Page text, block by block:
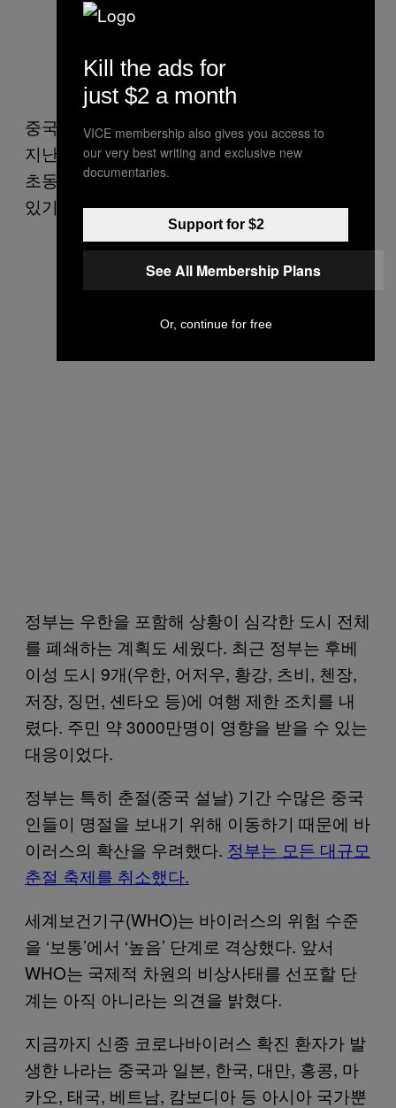
— Laurie Chen
(@lauriechenwords)
January 23, 2020
중국 정부는 전 세계 국가의 압박을 받고 있다.
지난해 12월 첫 발병한 신종 코로나바이러스의
초동 진압 시간을 놓쳤다는 쓴소리가 이어지고
있기 때문이다.
정부는 우한을 포함해 상황이 심각한 도시 전체
를 폐쇄하는 계획도 세웠다. 최근 정부는 후베
이성 도시 9개(우한, 어저우, 황강, 츠비, 첸장,
저장, 징먼, 셴타오 등)에 여행 제한 조치를 내
렸다. 주민 약 3000만명이 영향을 받을 수 있는
대응이었다.
정부는 특히 춘절(중국 설날) 기간 수많은 중국
인들이 명절을 보내기 위해 이동하기 때문에 바
이러스의 확산을 우려했다. 정부는 모든 대규모
춘절 축제를 취소했다.
세계보건기구(WHO)는 바이러스의 위험 수준
을 ‘보통’에서 ‘높음’ 단계로 격상했다. 앞서
WHO는 국제적 차원의 비상사태를 선포할 단
계는 아직 아니라는 의견을 밝혔다.
지금까지 신종 코로나바이러스 확진 환자가 발
생한 나라는 중국과 일본, 한국, 대만, 홍콩, 마
카오, 태국, 베트남, 캄보디아 등 아시아 국가뿐
Kill the ads for
just $2 a month
VICE membership also gives you access to
our very best writing and exclusive new
documentaries.
Support for $2
See All Membership Plans
Or, continue for free